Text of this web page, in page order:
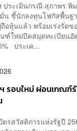
ประเมินกรณี สุภาพร พิ
น ชี้นักลงทุนโฟกัสพื้นฐ
อหุ้นแล้ว พร้อมเร่งรัดข
ณฑ์ใหม่ปิดสมุดทะเบีย
ประเด...
รอบใหม่ ผ่อนเกณฑ์
รสวัสดิการแห่งรัฐปี